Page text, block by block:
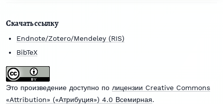
Скачать ссылку
Endnote/Zotero/Mendeley (RIS)
BibTeX
Это произведение доступно по лицензии Creative Commons
«Attribution» («Атрибуция») 4.0 Всемирная.